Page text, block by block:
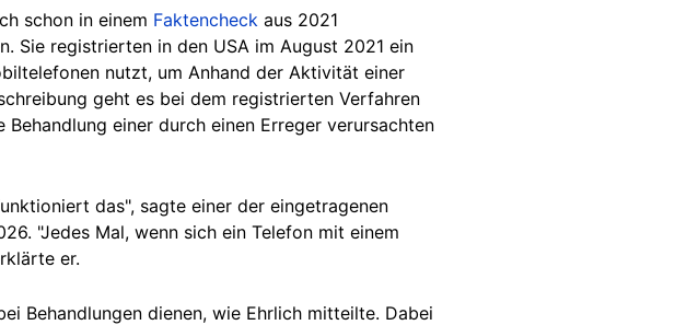
schon in einem Faktencheck aus 2021
Sie registrierten in den USA im August 2021 ein
nutzt, um Anhand der Aktivität einer
geht es bei dem registrierten Verfahren
einer durch einen Erreger verursachten
das", sagte einer der eingetragenen
"Jedes Mal, wenn sich ein Telefon mit einem
er.
Behandlungen dienen, wie Ehrlich mitteilte. Dabei